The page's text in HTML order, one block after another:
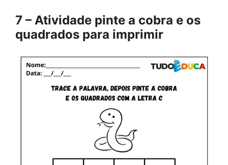
7 – Atividade pinte a cobra e os
quadrados para imprimir